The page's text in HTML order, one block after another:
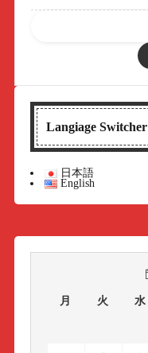
Langiage Switcher
日本語
English
月 火 水